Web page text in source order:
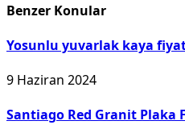
Benzer Konular
Yosunlu yuvarlak kaya
9 Haziran 2024
Santiago Red Granit Plaka